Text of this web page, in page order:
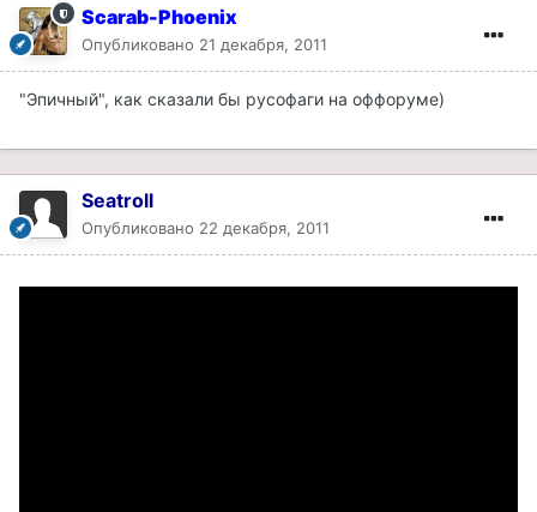
Scarab-Phoenix
Опубликовано 21 декабря, 2011
"Эпичный", как сказали бы русофаги на оффоруме)
Seatroll
Опубликовано 22 декабря, 2011